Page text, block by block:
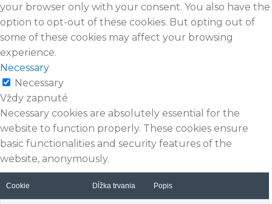
your browser only with your consent. You also have the
option to opt-out of these cookies. But opting out of
some of these cookies may affect your browsing
experience.
Necessary
Necessary
Vždy zapnuté
Necessary cookies are absolutely essential for the
website to function properly. These cookies ensure
basic functionalities and security features of the
website, anonymously.
Cookie Dĺžka trvania Popis